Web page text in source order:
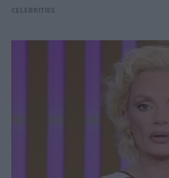
CELEBRITIES